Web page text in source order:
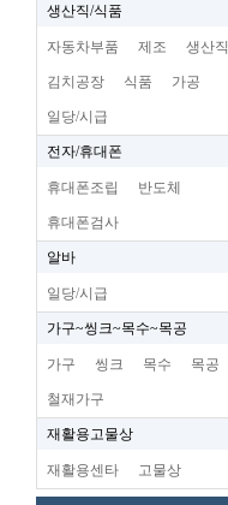
생산직/식품
자동차부품 제조 생산직
김치공장 식품 가공
일당/시급
전자/휴대폰
휴대폰조립 반도체
휴대폰검사
알바
일당/시급
가구~씽크~목수~목공
가구 씽크 목수 목공
철재가구
재활용고물상
재활용센타 고물상